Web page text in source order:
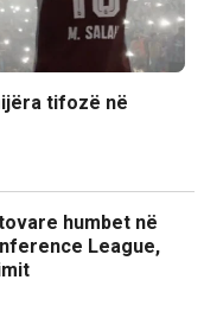
tifozë në
humbet në
League,